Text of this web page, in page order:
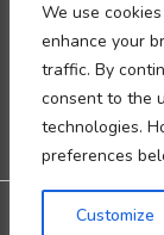
We use
enhance your
traffic. By
consent to the
technologies.
preferences
Customize
POLITIQUES
POLITIQUE DE
POLITIQUE
POLITIQUE DE
Garantie : 3 ans